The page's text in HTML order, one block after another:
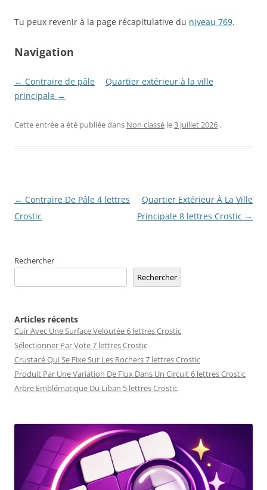
Tu peux revenir à la page récapitulative du niveau 769.
Navigation
← Contraire de pâle
Quartier extérieur à la ville
principale →
Cette entrée a été publiée dans Non classé le3 juillet 2026 .
Navigation
des
← Contraire De Pâle 4 lettres
Crostic
Quartier Extérieur À La Ville
Principale 8 lettres Crostic →
Rechercher
Rechercher
Articles récents
Cuir Avec Une Surface Veloutée 6 lettres Crostic
Sélectionner Par Vote 7 lettres Crostic
Crustacé Qui Se Fixe Sur Les Rochers 7 lettres Crostic
Produit Par Une Variation De Flux Dans Un Circuit 6 lettres Crostic
Arbre Emblématique Du Liban 5 lettres Crostic